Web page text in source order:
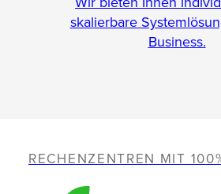
skalierbare
Business.
RECHENZENTREN MIT